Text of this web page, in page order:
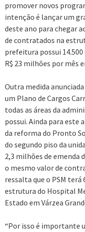
promover novos
intenção é lançar um
deste ano para chegar
de contratados na
prefeitura possui
R$ 23 milhões por mês
Outra medida
um Plano de Cargos
todas as áreas da
possui. Ainda para este
da reforma do Pronto
do segundo piso da
2,3 milhões de emenda
o mesmo valor de
ressalta que o PSM terá
estrutura do Hospital
Estado em Várzea
“Por isso é importante